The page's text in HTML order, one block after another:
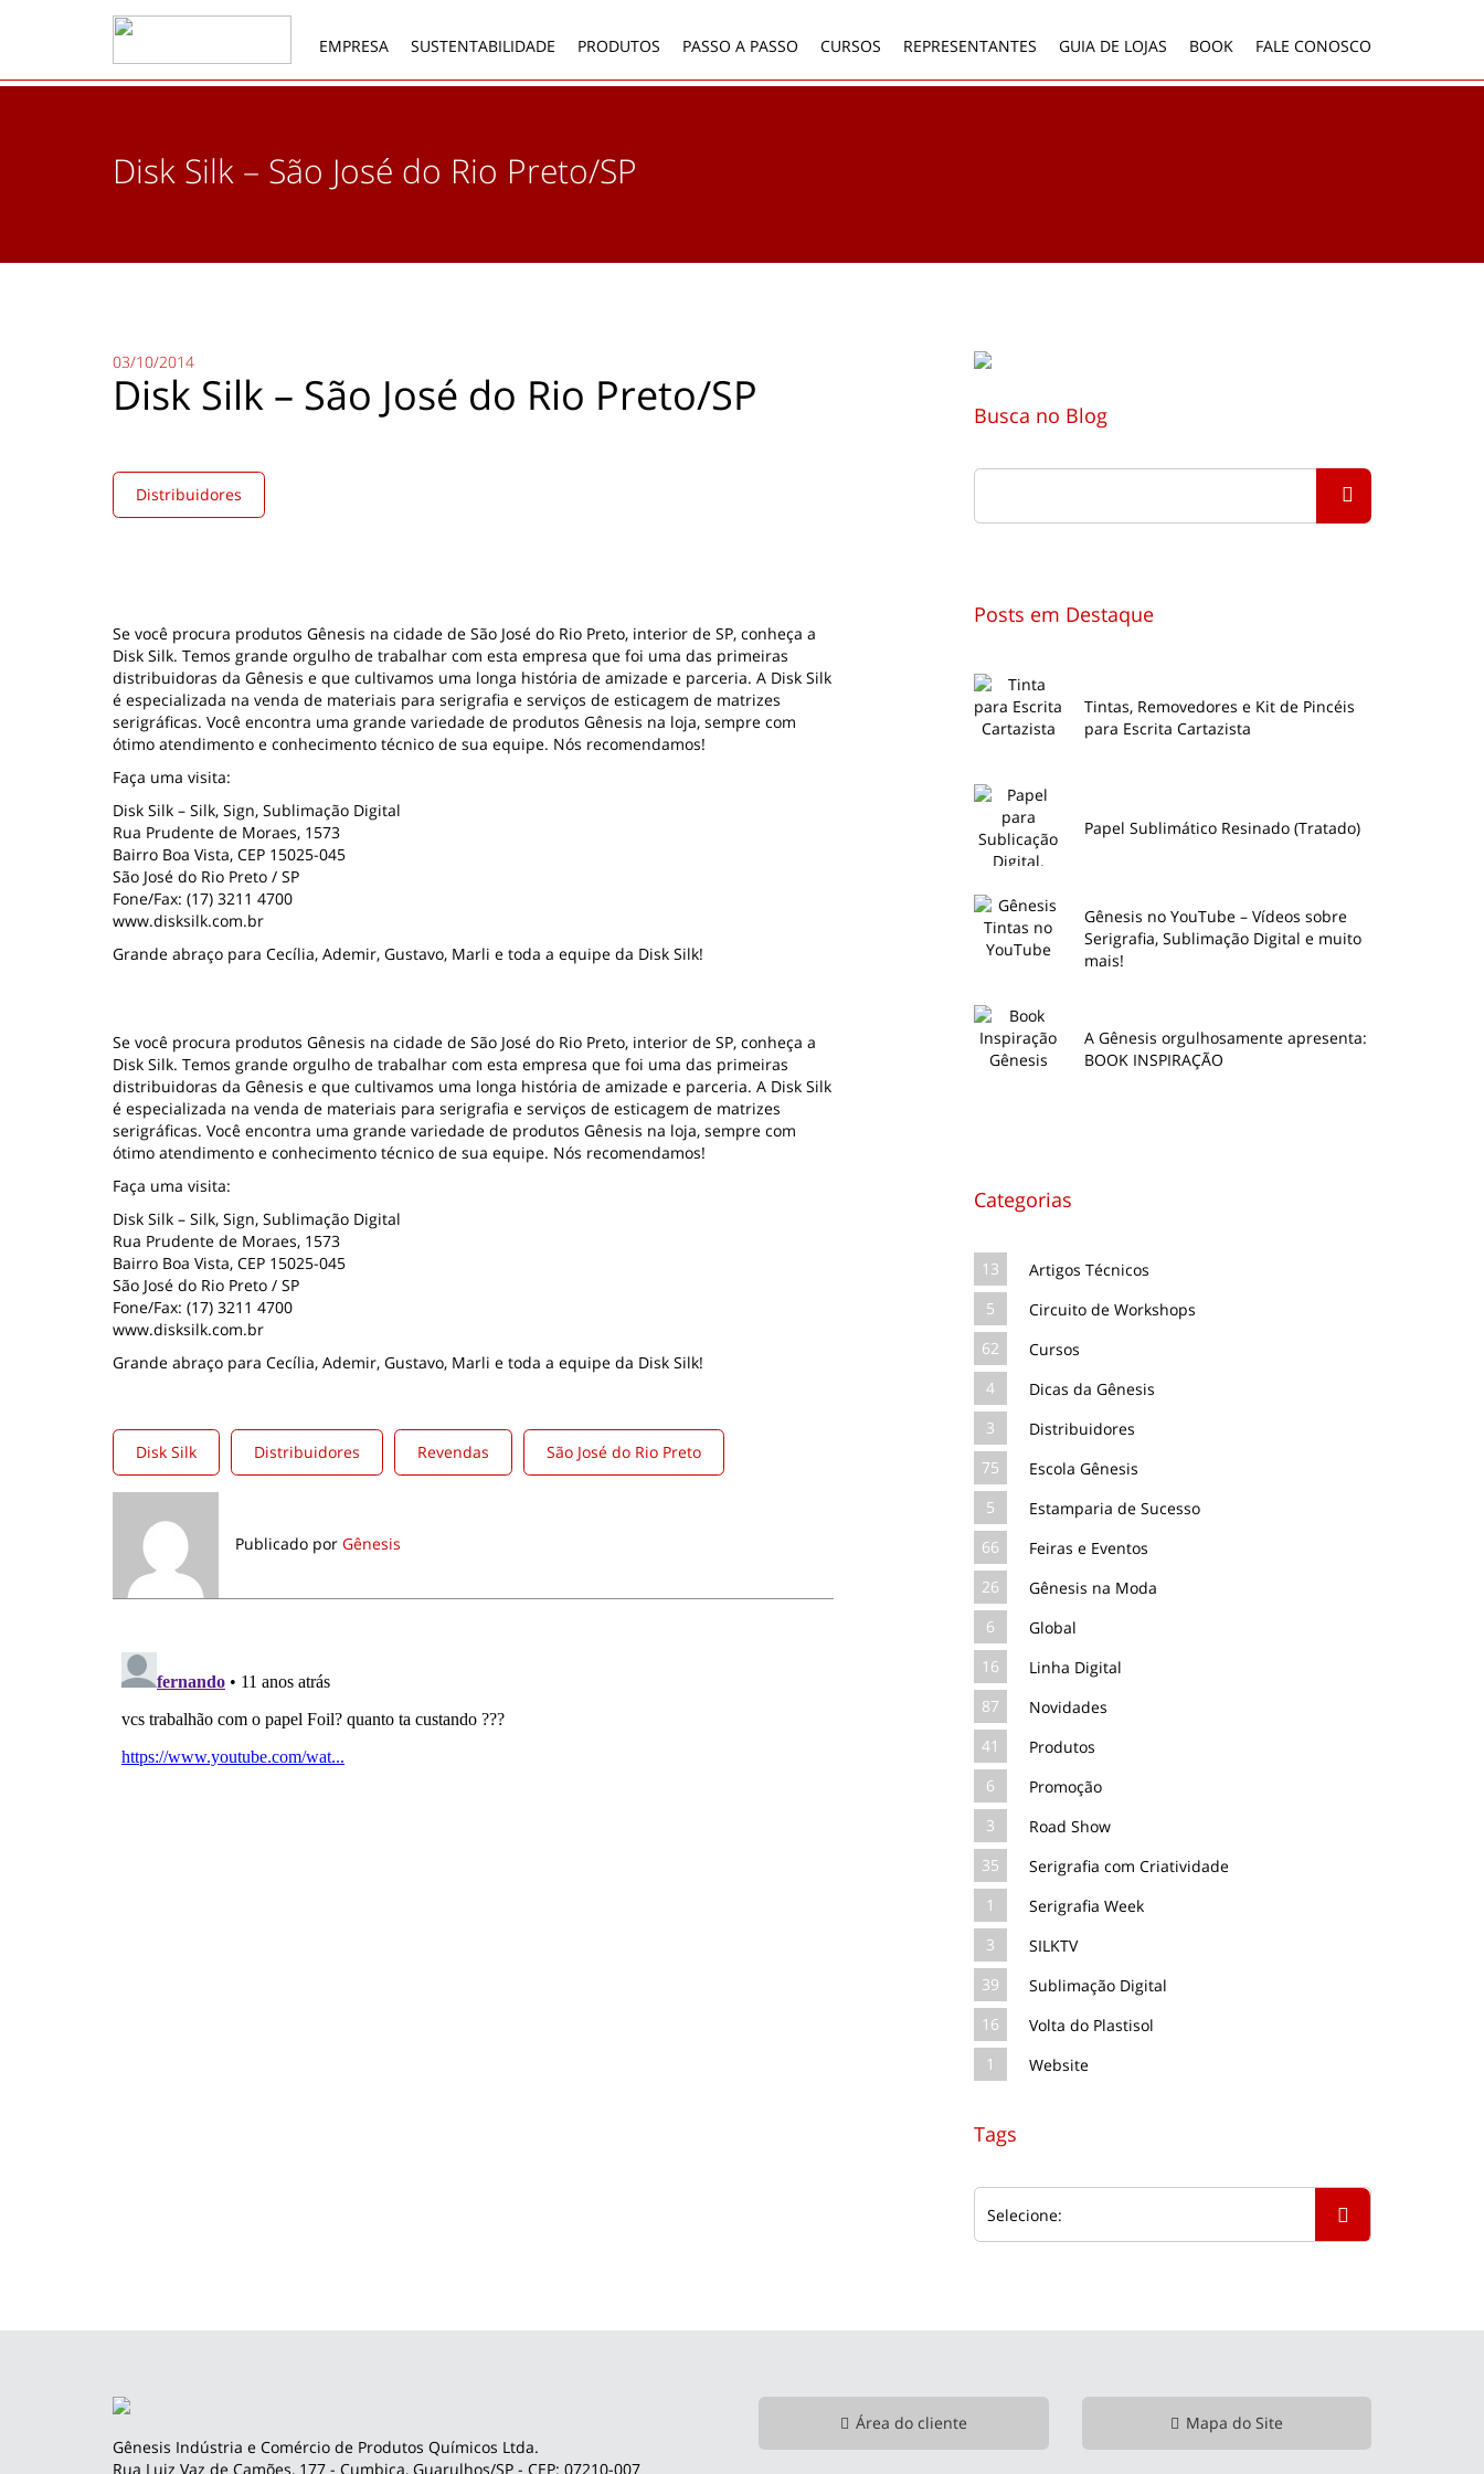
EMPRESA SUSTENTABILIDADE PRODUTOS PASSO A PASSO CURSOS REPRESENTANTES GUIA DE LOJAS BOOK FALE CONOSCO
Disk Silk – São José do Rio Preto/SP
03/10/2014
Disk Silk – São José do Rio Preto/SP
Distribuidores
Se você procura produtos Gênesis na cidade de São José do Rio Preto, interior de SP, conheça a
Disk Silk. Temos grande orgulho de trabalhar com esta empresa que foi uma das primeiras
distribuidoras da Gênesis e que cultivamos uma longa história de amizade e parceria. A Disk Silk
é especializada na venda de materiais para serigrafia e serviços de esticagem de matrizes
serigráficas. Você encontra uma grande variedade de produtos Gênesis na loja, sempre com
ótimo atendimento e conhecimento técnico de sua equipe. Nós recomendamos!
Faça uma visita:
Disk Silk – Silk, Sign, Sublimação Digital
Rua Prudente de Moraes, 1573
Bairro Boa Vista, CEP 15025-045
São José do Rio Preto / SP
Fone/Fax: (17) 3211 4700
www.disksilk.com.br
Grande abraço para Cecília, Ademir, Gustavo, Marli e toda a equipe da Disk Silk!
Se você procura produtos Gênesis na cidade de São José do Rio Preto, interior de SP, conheça a
Disk Silk. Temos grande orgulho de trabalhar com esta empresa que foi uma das primeiras
distribuidoras da Gênesis e que cultivamos uma longa história de amizade e parceria. A Disk Silk
é especializada na venda de materiais para serigrafia e serviços de esticagem de matrizes
serigráficas. Você encontra uma grande variedade de produtos Gênesis na loja, sempre com
ótimo atendimento e conhecimento técnico de sua equipe. Nós recomendamos!
Faça uma visita:
Disk Silk – Silk, Sign, Sublimação Digital
Rua Prudente de Moraes, 1573
Bairro Boa Vista, CEP 15025-045
São José do Rio Preto / SP
Fone/Fax: (17) 3211 4700
www.disksilk.com.br
Grande abraço para Cecília, Ademir, Gustavo, Marli e toda a equipe da Disk Silk!
Disk Silk Distribuidores Revendas São José do Rio Preto
Publicado por Gênesis
Busca no Blog
Posts em Destaque
Tintas, Removedores e Kit de Pincéis
para Escrita Cartazista
Papel Sublimático Resinado (Tratado)
Gênesis no YouTube – Vídeos sobre
Serigrafia, Sublimação Digital e muito
mais!
A Gênesis orgulhosamente apresenta:
BOOK INSPIRAÇÃO
Categorias
13
Artigos Técnicos
5
Circuito de Workshops
62
Cursos
4
Dicas da Gênesis
3
Distribuidores
75
Escola Gênesis
5
Estamparia de Sucesso
66
Feiras e Eventos
26
Gênesis na Moda
6
Global
16
Linha Digital
87
Novidades
41
Produtos
6
Promoção
3
Road Show
35
Serigrafia com Criatividade
1
Serigrafia Week
3
SILKTV
39
Sublimação Digital
16
Volta do Plastisol
1
Website
Tags
Gênesis Indústria e Comércio de Produtos Químicos Ltda.
Rua Luiz Vaz de Camões, 177 - Cumbica, Guarulhos/SP - CEP: 07210-007
Área do cliente Mapa do Site